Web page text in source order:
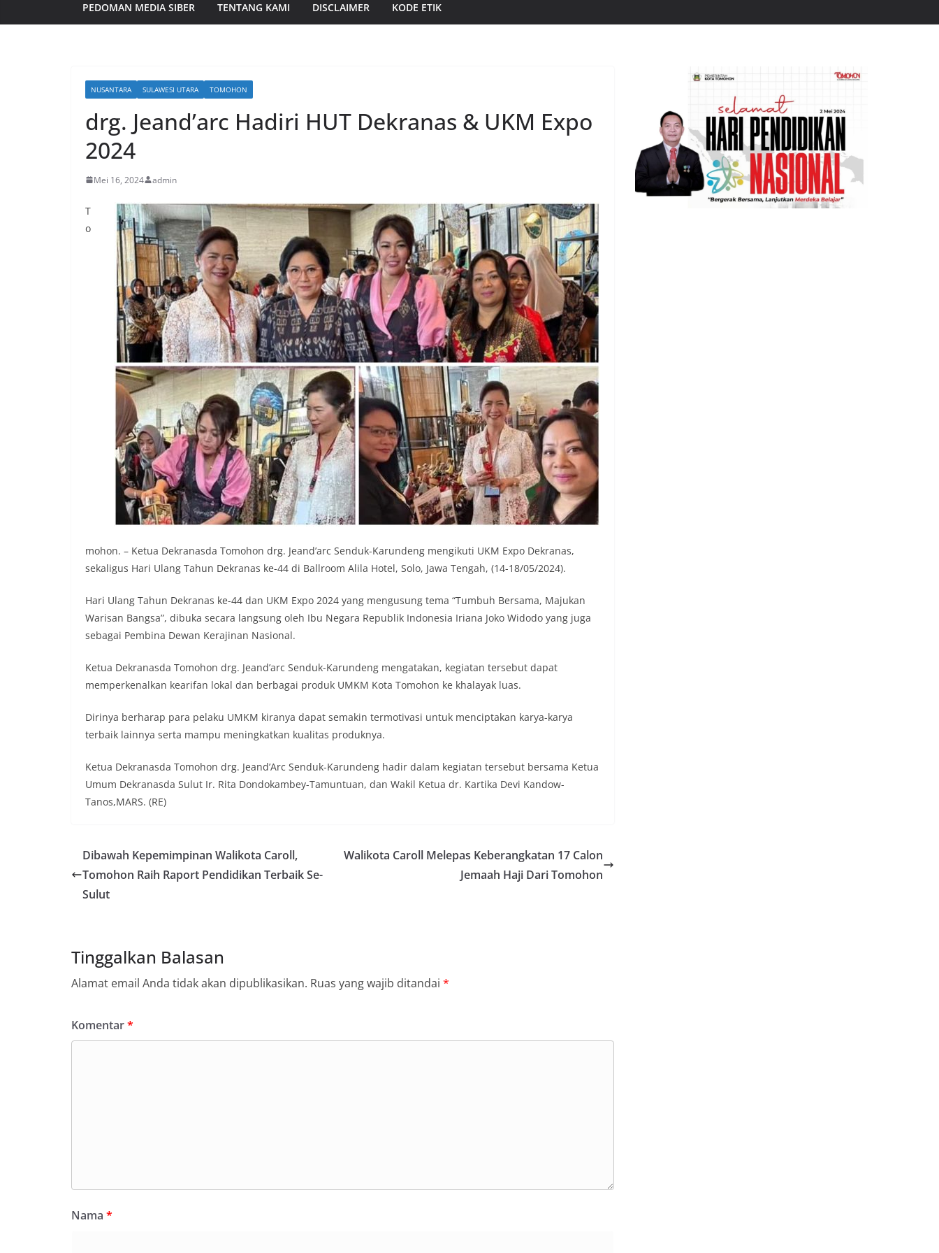
PEDOMAN MEDIA SIBER TENTANG KAMI DISCLAIMER KODE ETIK
NUSANTARA SULAWESI UTARA TOMOHON
drg. Jeand’arc Hadiri HUT Dekranas & UKM Expo
2024
Mei 16, 2024 admin
T
o
mohon. – Ketua Dekranasda Tomohon drg. Jeand’arc Senduk-Karundeng mengikuti UKM Expo Dekranas,
sekaligus Hari Ulang Tahun Dekranas ke-44 di Ballroom Alila Hotel, Solo, Jawa Tengah, (14-18/05/2024).
Hari Ulang Tahun Dekranas ke-44 dan UKM Expo 2024 yang mengusung tema “Tumbuh Bersama, Majukan
Warisan Bangsa”, dibuka secara langsung oleh Ibu Negara Republik Indonesia Iriana Joko Widodo yang juga
sebagai Pembina Dewan Kerajinan Nasional.
Ketua Dekranasda Tomohon drg. Jeand’arc Senduk-Karundeng mengatakan, kegiatan tersebut dapat
memperkenalkan kearifan lokal dan berbagai produk UMKM Kota Tomohon ke khalayak luas.
Dirinya berharap para pelaku UMKM kiranya dapat semakin termotivasi untuk menciptakan karya-karya
terbaik lainnya serta mampu meningkatkan kualitas produknya.
Ketua Dekranasda Tomohon drg. Jeand’Arc Senduk-Karundeng hadir dalam kegiatan tersebut bersama Ketua
Umum Dekranasda Sulut Ir. Rita Dondokambey-Tamuntuan, dan Wakil Ketua dr. Kartika Devi Kandow-
Tanos,MARS. (RE)
Dibawah Kepemimpinan Walikota Caroll,
Tomohon Raih Raport Pendidikan Terbaik Se-
Sulut
Walikota Caroll Melepas Keberangkatan 17 Calon
Jemaah Haji Dari Tomohon
Tinggalkan Balasan
Alamat email Anda tidak akan dipublikasikan. Ruas yang wajib ditandai *
Komentar*
Nama *